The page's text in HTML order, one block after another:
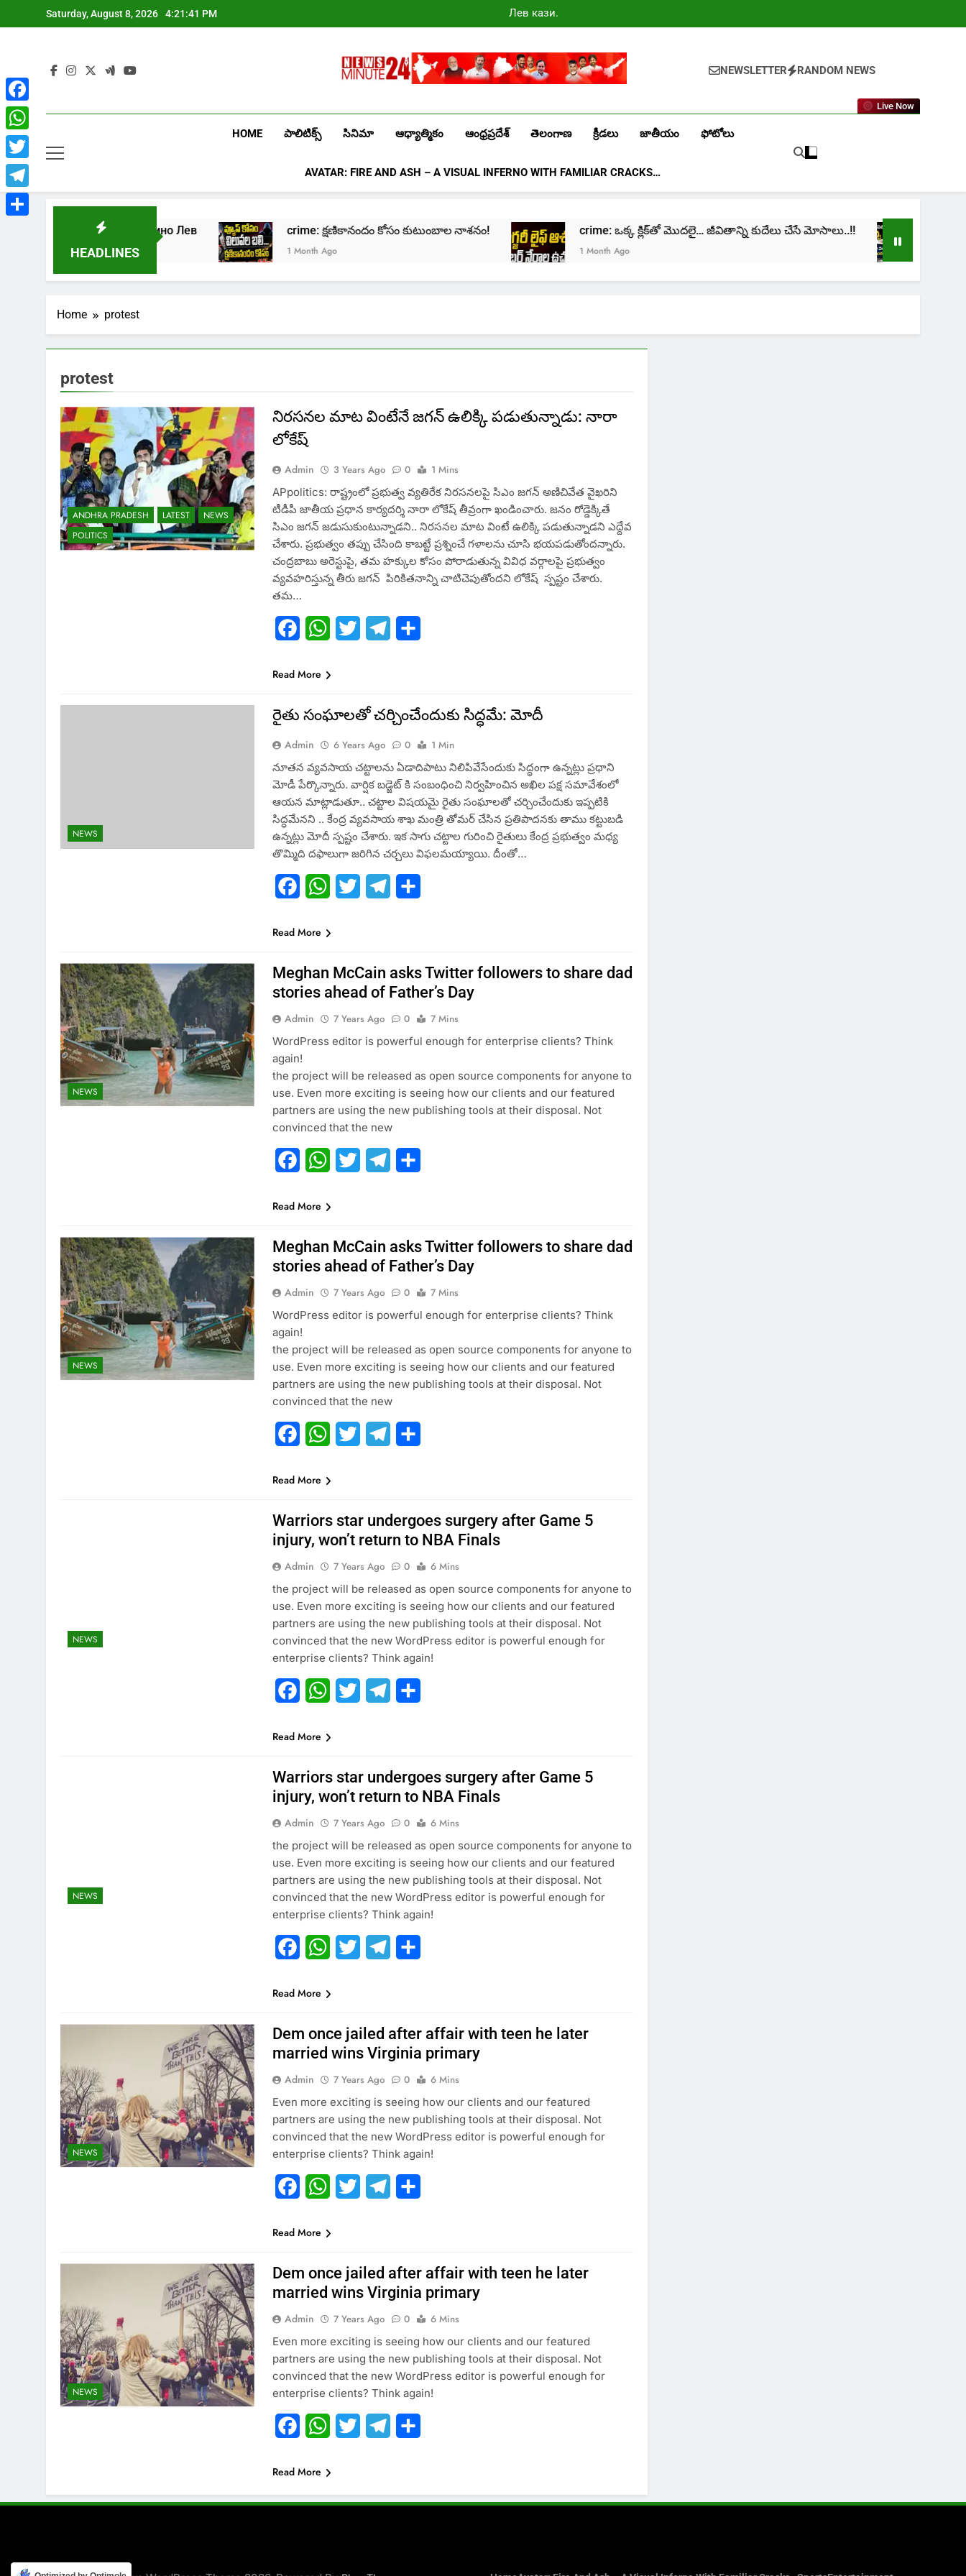
to
Saturday, August 8, 2026 4:21:42 PM
Лев казино
промокоды
Newsminute24
NEWSLETTER RANDOM NEWS
Live Now
HOME పాలిటిక్స్ సినిమా ఆధ్యాత్మికం ఆంధ్రప్రదేశ్ తెలంగాణ క్రీడలు జాతీయం ఫోటోలు
AVATAR: FIRE AND ASH – A VISUAL INFERNO WITH FAMILIAR CRACKS…
HEADLINES
в онлайн казино Лев crime: క్షణికానందం కోసం కుటుంబాల నాశనం!
1 Month Ago
crime: ఒక్క క్లిక్‌తో మొదలై… జీవితాన్ని కుదేలు చేసే మోసాలు..!!
1 Month Ago
cinima: “నా
1 Month Ago
Home protest
protest
ANDHRA PRADESH LATEST
NEWS
POLITICS
నిరసనల మాట వింటేనే జగన్ ఉలిక్కి పడుతున్నాడు: నారా
లోకేష్
Admin 3 Years Ago 0
1 Mins
APpolitics: రాష్ట్రంలో ప్రభుత్వ వ్యతిరేక నిరసనలపై సిఎం జగన్ అణిచివేత వైఖరిని
టీడీపీ జాతీయ ప్రధాన కార్యదర్శి నారా లోకేష్ తీవ్రంగా ఖండించారు. జనం రోడ్డెక్కితే
సిఎం జగన్ జడుసుకుంటున్నాడని.. నిరసనల మాట వింటే ఉలిక్కి పడుతున్నాడని ఎద్దేవ
చేశారు. ప్రభుత్వం తప్పు చేసింది కాబట్టే ప్రశ్నించే గళాలను చూసి భయపడుతోందన్నారు.
చంద్రబాబు అరెస్టుపై, తమ హక్కుల కోసం పోరాడుతున్న వివిధ వర్గాలపై ప్రభుత్వం
వ్యవహరిస్తున్న తీరు జగన్ పిరికితనాన్ని చాటిచెపుతోందని లోకేష్ స్పష్టం చేశారు.
తమ…
FacebookWhatsApp
Twitter Telegram
Read More
NEWS
రైతు సంఘాలతో చర్చించేందుకు సిద్ధమే: మోదీ
Admin 6 Years Ago 0
1 Min
నూతన వ్యవసాయ చట్టాలను ఏడాదిపాటు నిలిపివేసేందుకు సిద్ధంగా ఉన్నట్లు ప్రధాని
మోడీ పేర్కొన్నారు. వార్షిక బడ్జెట్ కి సంబంధించి నిర్వహించిన అఖిల పక్ష సమావేశంలో
ఆయన మాట్లాడుతూ.. చట్టాల విషయమై రైతు సంఘాలతో చర్చించేందుకు ఇప్పటికి
సిద్ధమేనని .. కేంద్ర వ్యవసాయ శాఖ మంత్రి తోమర్ చేసిన ప్రతిపాదనకు తాము కట్టుబడి
ఉన్నట్లు మోదీ స్పష్టం చేశారు. ఇక సాగు చట్టాల గురించి రైతులు కేంద్ర ప్రభుత్వం మధ్య
తొమ్మిది దఫాలుగా జరిగిన చర్చలు విఫలమయ్యాయి. దీంతో…
FacebookWhatsApp
Twitter Telegram
Read More
NEWS
Meghan McCain asks Twitter followers to share dad
stories ahead of Father’s Day
Admin 7 Years Ago 0
7 Mins
WordPress editor is powerful enough for enterprise clients? Think
again!
the project will be released as open source components for anyone to
use. Even more exciting is seeing how our clients and our featured
partners are using the new publishing tools at their disposal. Not
convinced that the new
FacebookWhatsApp
Twitter Telegram
Read More
NEWS
Meghan McCain asks Twitter followers to share dad
stories ahead of Father’s Day
Admin 7 Years Ago 0
7 Mins
WordPress editor is powerful enough for enterprise clients? Think
again!
the project will be released as open source components for anyone to
use. Even more exciting is seeing how our clients and our featured
partners are using the new publishing tools at their disposal. Not
convinced that the new
FacebookWhatsApp
Twitter Telegram
Read More
NEWS
Warriors star undergoes surgery after Game 5
injury, won’t return to NBA Finals
Admin 7 Years Ago 0
6 Mins
the project will be released as open source components for anyone to
use. Even more exciting is seeing how our clients and our featured
partners are using the new publishing tools at their disposal. Not
convinced that the new WordPress editor is powerful enough for
enterprise clients? Think again!
FacebookWhatsApp
Twitter Telegram
Read More
NEWS
Warriors star undergoes surgery after Game 5
injury, won’t return to NBA Finals
Admin 7 Years Ago 0
6 Mins
the project will be released as open source components for anyone to
use. Even more exciting is seeing how our clients and our featured
partners are using the new publishing tools at their disposal. Not
convinced that the new WordPress editor is powerful enough for
enterprise clients? Think again!
FacebookWhatsApp
Twitter Telegram
Read More
NEWS
Dem once jailed after affair with teen he later
married wins Virginia primary
Admin 7 Years Ago 0
6 Mins
Even more exciting is seeing how our clients and our featured
partners are using the new publishing tools at their disposal. Not
convinced that the new WordPress editor is powerful enough for
enterprise clients? Think again!
FacebookWhatsApp
Twitter Telegram
Read More
NEWS
Dem once jailed after affair with teen he later
married wins Virginia primary
Admin 7 Years Ago 0
6 Mins
Even more exciting is seeing how our clients and our featured
partners are using the new publishing tools at their disposal. Not
convinced that the new WordPress editor is powerful enough for
enterprise clients? Think again!
FacebookWhatsApp
Twitter Telegram
Read More
Facebook
WhatsApp
Twitter
Telegram